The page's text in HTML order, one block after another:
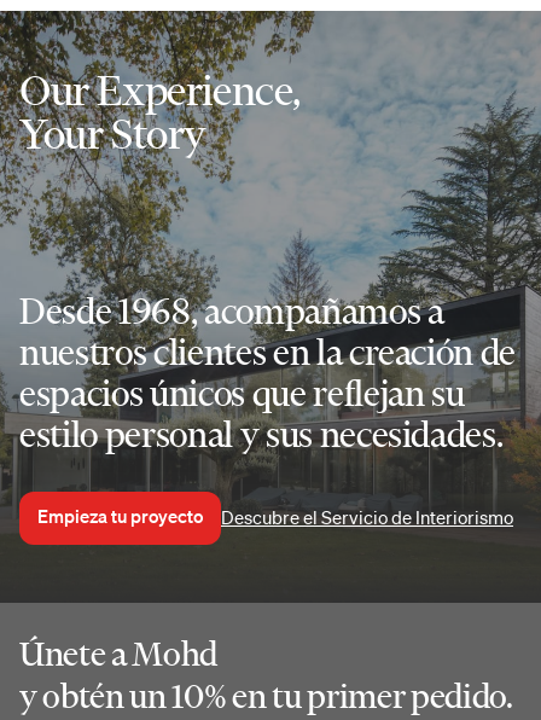
Our Experience,
Your Story
Desde 1968, acompañamos a
nuestros clientes en la creación de
espacios únicos que reflejan su
estilo personal y sus necesidades.
Empieza tu proyecto Descubre el Servicio de Interiorismo
Únete a Mohd
y obtén un 10% en tu primer pedido.